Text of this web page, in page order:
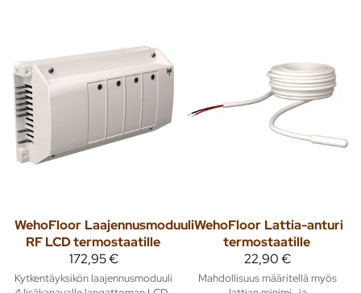
WehoFloor Laajennusmoduuli
RF LCD termostaatille
172,95 €
Kytkentäyksikön laajennusmoduuli
WehoFloor Lattia-anturi
termostaatille
22,90 €
Mahdollisuus määritellä myös